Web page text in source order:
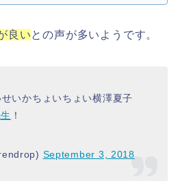
良いとの声が多いようです。
いかちょいちょい横澤夏子
！
September 3, 2018